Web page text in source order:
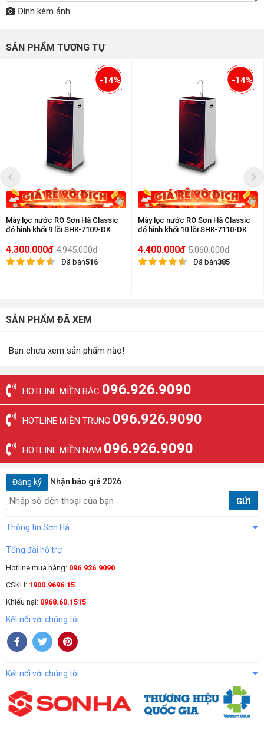
Đính kèm ảnh
SẢN PHẨM TƯƠNG TỰ
-14%
Máy lọc nước RO Sơn Hà Classic
đỏ hình khối 9 lõi SHK-7109-DK
4.300.000đ 4.945.000đ
Đã bán516
-14%
Máy lọc nước RO Sơn Hà Classic
đỏ hình khối 10 lõi SHK-7110-DK
4.400.000đ 5.060.000đ
Đã bán385
SẢN PHẨM ĐÃ XEM
Bạn chưa xem sản phẩm nào!
HOTLINE MIỀN BẮC 096.926.9090
HOTLINE MIỀN TRUNG 096.926.9090
HOTLINE MIỀN NAM 096.926.9090
Đăng ký Nhận báo giá 2026
GỬI
Thông tin Sơn Hà
Tổng đài hỗ trợ
Hotline mua hàng: 096.926.9090
CSKH: 1900.9696.15
Khiếu nại: 0968.60.1515
Kết nối với chúng tôi
Kết nối với chúng tôi